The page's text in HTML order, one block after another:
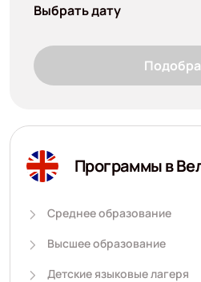
Выбрать дату
Программы в
Среднее образование
Высшее образование
Детские языковые лагеря